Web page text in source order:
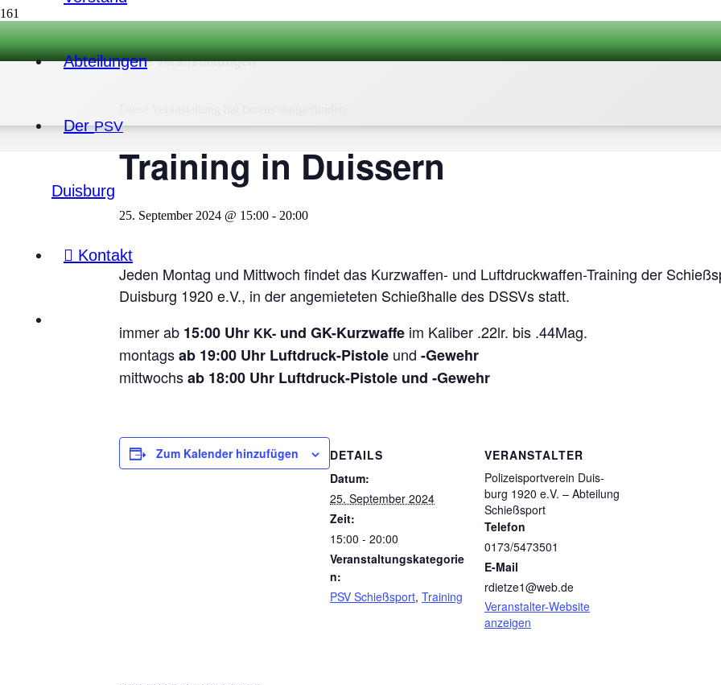
Abtei­lun­gen
DerPSV
Duisburg
Kontakt
« Alle Veranstaltungen
Trai­ning in Duissern
25. September 2024 @ 15:00 - 20:00
Jeden Mon­tag und Mitt­woch fin­det das Kurz­waf­fen- und Luft­druck­waf­fen-Trai­ning der
Duis­burg 1920 e.V., in der ange­mie­te­ten Schieß­halle des DSSVs statt.
immer ab 15:00 Uhr KK- und GK-Kurz­waffe im Kali­ber .22lr. bis .44Mag.
mon­tagsab 19:00 Uhr Luft­druck-Pis­tole und -Gewehr
mitt­wochsab 18:00 Uhr Luft­druck-Pis­tole und ‑Gewehr
Zum Kalender hinzufügen
DETAILS
Datum:
25. September 2024
Zeit:
15:00 - 20:00
Veranstaltungskategorie
n:
PSV Schießsport, Training
VERANSTALTER
Poli­zei­sport­ver­ein Duis­
burg 1920 e.V. – Abtei­lung
Schießsport
Telefon
0173/5473501
E-Mail
rdietze1@web.de
Veranstalter-Website
anzeigen